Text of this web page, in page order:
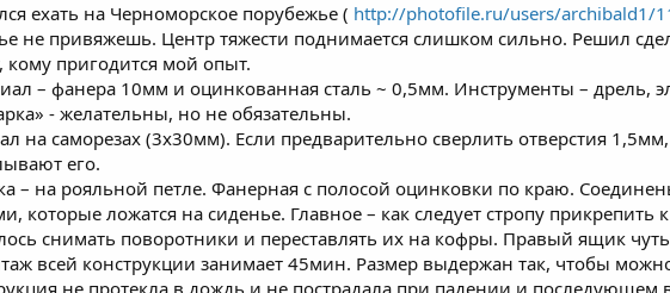
ехать на Черноморское порубежье ( http://photofile.ru/users/archibald1/
не привяжешь. Центр тяжести поднимается слишком сильно. Решил
кому пригодится мой опыт.
– фанера 10мм и оцинкованная сталь ~ 0,5мм. Инструменты – дрель,
- желательны, но не обязательны.
на саморезах (3х30мм). Если предварительно сверлить отверстия
его.
– на рояльной петле. Фанерная с полосой оцинковки по краю.
которые ложатся на сиденье. Главное – как следует стропу
снимать поворотники и переставлять их на кофры. Правый ящик
всей конструкции занимает 45мин. Размер выдержан так, чтобы
не протекла в дождь и не пострадала при падении и последующем